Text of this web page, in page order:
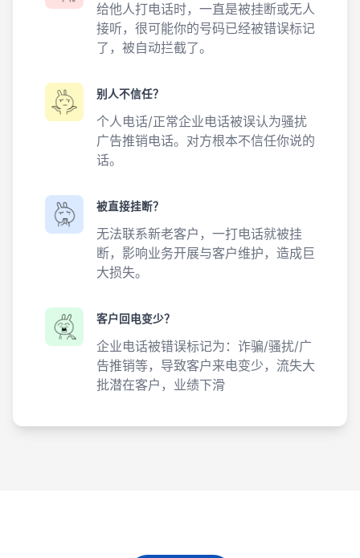
给他人打电话时，一直是被挂断或无人
接听，很可能你的号码已经被错误标记
了，被自动拦截了。
别人不信任？
个人电话/正常企业电话被误认为骚扰
广告推销电话。对方根本不信任你说的
话。
被直接挂断？
无法联系新老客户，一打电话就被挂
断，影响业务开展与客户维护，造成巨
大损失。
客户回电变少？
企业电话被错误标记为：诈骗/骚扰/广
告推销等，导致客户来电变少，流失大
批潜在客户，业绩下滑